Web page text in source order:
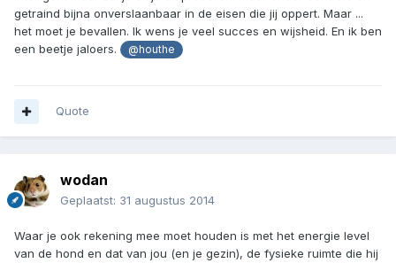
getraind bijna onverslaanbaar in de eisen die jij oppert. Maar ...
het moet je bevallen. Ik wens je veel succes en wijsheid. En ik ben
een beetje jaloers.
@houthe
Quote
wodan
Geplaatst: 31 augustus 2014
Waar je ook rekening mee moet houden is met het energie level
van de hond en dat van jou (en je gezin), de fysieke ruimte die hij